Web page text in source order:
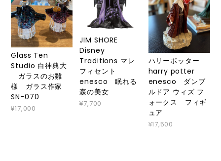
Glass Ten
Studio 白神典大
ガラスのお雛
様 ガラス作家
SN-070
¥17,000
JIM SHORE
Disney
Traditions マレ
フィセント
enesco 眠れる
森の美女
¥7,700
ハリーポッター
harry potter
enesco ダンブ
ルドア ウィズ フ
ォークス フィギ
ュア
¥17,500